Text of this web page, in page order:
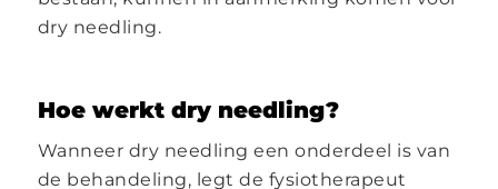
dry needling.
Hoe werkt dry needling?
Wanneer dry needling een onderdeel is van
de behandeling, legt de fysiotherapeut